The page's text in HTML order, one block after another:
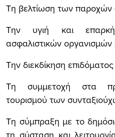
Τη βελτίωση των παροχών
Την υγιή και
ασφαλιστικών οργανισμών
Την διεκδίκηση
Τη συμμετοχή στα
τουρισμού των
Τη σύμπραξη με το